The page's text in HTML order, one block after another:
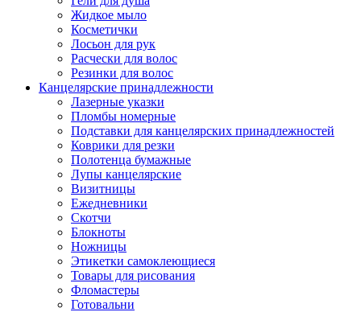
Жидкое мыло
Косметички
Лосьон для рук
Расчески для волос
Резинки для волос
Канцелярские принадлежности
Лазерные указки
Пломбы номерные
Подставки для канцелярских принадлежностей
Коврики для резки
Полотенца бумажные
Лупы канцелярские
Визитницы
Ежедневники
Скотчи
Блокноты
Ножницы
Этикетки самоклеющиеся
Товары для рисования
Фломастеры
Готовальни